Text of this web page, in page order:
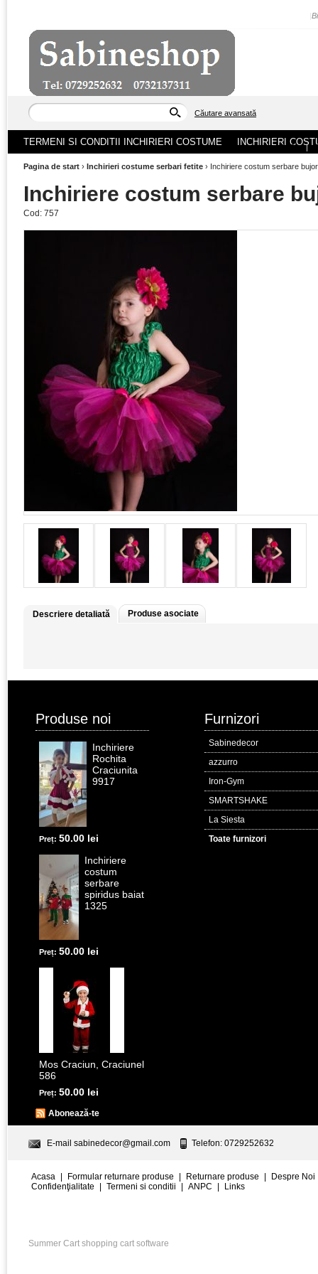
Căutare avansată
ACASA |
TERMENI SI CONDITII INCHIRIERI COSTUME INCHIRIERI
Pagina de start › Inchirieri costume serbari fetite › Inchiriere costum serbare
Inchiriere costum serbare
Cod: 757
Descriere detaliată Produse asociate
Produse noi
Inchiriere
Rochita
Craciunita
9917
Preț: 50.00 lei
Inchiriere
costum
serbare
spiridus baiat
1325
Preț: 50.00 lei
Mos Craciun, Craciunel
586
Preț: 50.00 lei
Abonează-te
Furnizori
Sabinedecor
azzurro
Iron-Gym
SMARTSHAKE
La Siesta
Toate furnizori
E-mail sabinedecor@gmail.com Telefon: 0729252632
Acasa Formular returnare produse Returnare produse
Despre Noi
Confidenţialitate
Termeni si conditii ANPC Links
Summer Cart shopping cart software